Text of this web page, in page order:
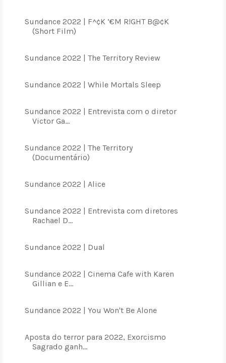
Sundance 2022 | F^¢K ’€M R!GHT B@¢K
(Short Film)
Sundance 2022 | The Territory Review
Sundance 2022 | While Mortals Sleep
Sundance 2022 | Entrevista com o diretor
Victor Ga...
Sundance 2022 | The Territory
(Documentário)
Sundance 2022 | Alice
Sundance 2022 | Entrevista com diretores
Rachael D...
Sundance 2022 | Dual
Sundance 2022 | Cinema Cafe with Karen
Gillian e E...
Sundance 2022 | You Won't Be Alone
Aposta do terror para 2022, Exorcismo
Sagrado ganh...